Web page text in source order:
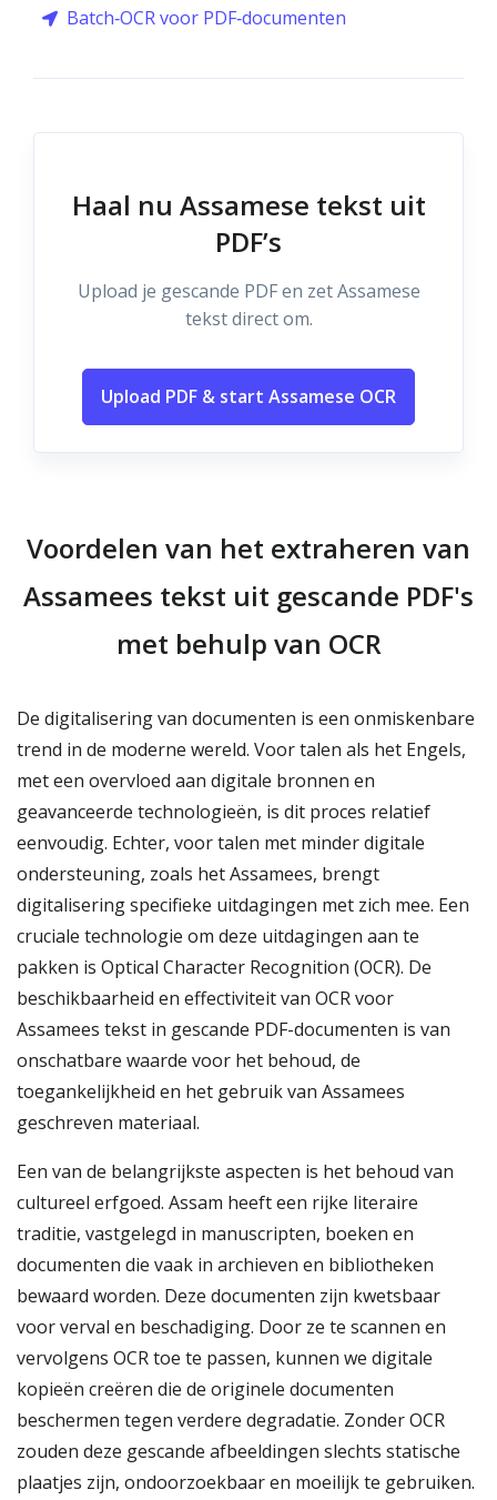
Batch‑OCR voor PDF‑documenten
Haal nu Assamese tekst uit
PDF’s
Upload je gescande PDF en zet Assamese
tekst direct om.
Upload PDF & start Assamese OCR
Voordelen van het extraheren van
Assamees tekst uit gescande PDF's
met behulp van OCR
De digitalisering van documenten is een onmiskenbare
trend in de moderne wereld. Voor talen als het Engels,
met een overvloed aan digitale bronnen en
geavanceerde technologieën, is dit proces relatief
eenvoudig. Echter, voor talen met minder digitale
ondersteuning, zoals het Assamees, brengt
digitalisering specifieke uitdagingen met zich mee. Een
cruciale technologie om deze uitdagingen aan te
pakken is Optical Character Recognition (OCR). De
beschikbaarheid en effectiviteit van OCR voor
Assamees tekst in gescande PDF-documenten is van
onschatbare waarde voor het behoud, de
toegankelijkheid en het gebruik van Assamees
geschreven materiaal.
Een van de belangrijkste aspecten is het behoud van
cultureel erfgoed. Assam heeft een rijke literaire
traditie, vastgelegd in manuscripten, boeken en
documenten die vaak in archieven en bibliotheken
bewaard worden. Deze documenten zijn kwetsbaar
voor verval en beschadiging. Door ze te scannen en
vervolgens OCR toe te passen, kunnen we digitale
kopieën creëren die de originele documenten
beschermen tegen verdere degradatie. Zonder OCR
zouden deze gescande afbeeldingen slechts statische
plaatjes zijn, ondoorzoekbaar en moeilijk te gebruiken.